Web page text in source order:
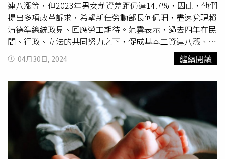
連八漲等，但2023年男女薪資差距仍達14.7%，因此，他們
提出多項改革訴求，希望新任勞動部長何佩珊，盡速兌現賴
清德準總統政見、回應勞工期待。范雲表示，過去四年在民
間、行政、立法的共同努力之下，促成基本工資連八漲、
《最低工資法》、《職災保險法》立法、性工法修正強化職
場性騷擾的保障等；然而，保障勞動權益、提升勞動條件，
民間仍有期待。范雲指出，就性別薪資透明化部分，2023
年男女薪資差距仍達14.7%，對比2015年僅縮小0.3%，尤
其女性低薪問題在女性集中產業更嚴重，例如教保人員98%
是女性，私立教保員平均月薪卻只有2.9萬元。台北市產業
總工會邱奕淦理事長補充表示，雖然性工法規定應實行「同
工同酬」，但企業多採用「密薪制」，使勞工難以舉證，自
101年以來該條僅裁罰3件，勞動部顯然欠缺其他積極政策
04月30日, 2024 繼續閱讀